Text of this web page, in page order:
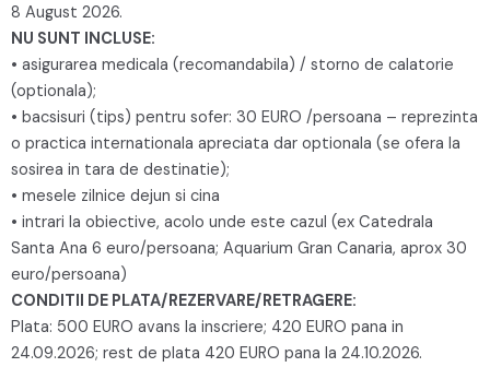
8 August 2026.
NU SUNT INCLUSE:
• asigurarea medicala (recomandabila) / storno de calatorie
(optionala);
• bacsisuri (tips) pentru sofer: 30 EURO /persoana – reprezinta
o practica internationala apreciata dar optionala (se ofera la
sosirea in tara de destinatie);
• mesele zilnice dejun si cina
• intrari la obiective, acolo unde este cazul (ex Catedrala
Santa Ana 6 euro/persoana; Aquarium Gran Canaria, aprox 30
euro/persoana)
CONDITII DE PLATA/REZERVARE/RETRAGERE:
Plata: 500 EURO avans la inscriere; 420 EURO pana in
24.09.2026; rest de plata 420 EURO pana la 24.10.2026.